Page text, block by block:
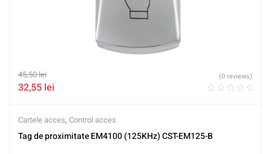
45,50lei
32,55 lei
(0 reviews)
Cartele acces, Control acces
Tag de proximitate EM4100 (125KHz) CST-EM125-B